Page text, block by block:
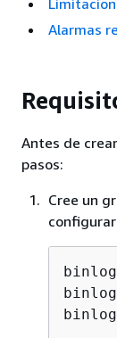
Alarmas
Antes de
pasos:
Cree un